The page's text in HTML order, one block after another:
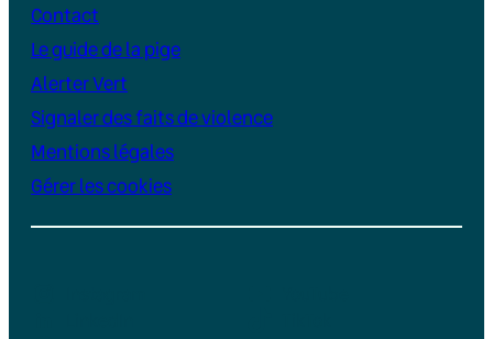
Contact
Le guide de la pige
Alerter Vert
Signaler des faits de violence
Mentions légales
Gérer les cookies